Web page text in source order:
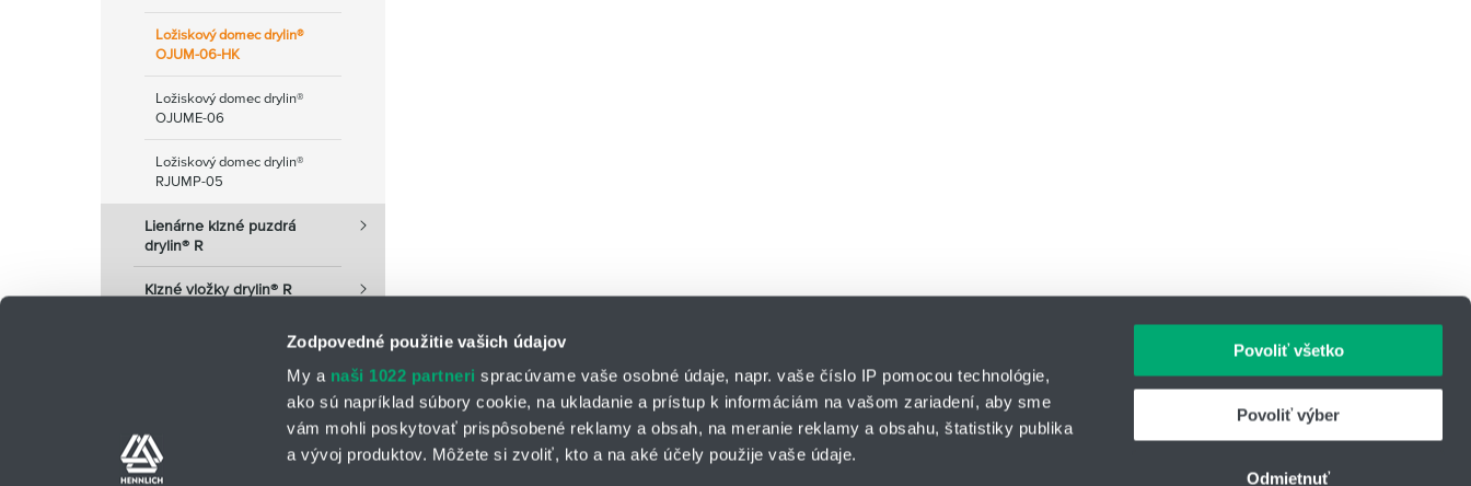
Zodpovedné použitie vašich údajov
My a naši 1022 partneri spracúvame vaše osobné údaje, napr. vaše číslo IP pomocou technológie,
ako sú napríklad súbory cookie, na ukladanie a prístup k informáciám na vašom zariadení, aby sme
vám mohli poskytovať prispôsobené reklamy a obsah, na meranie reklamy a obsahu, štatistiky publika
a vývoj produktov. Môžete si zvoliť, kto a na aké účely použije vaše údaje.
Povoliť všetko
Povoliť výber
Odmietnuť
Ložiskový domec drylin®
OJUM-06-HK
Ložiskový domec drylin®
OJUME-06
Ložiskový domec drylin®
RJUMP-05
Lienárne klzné puzdrá
drylin® R
Klzné vložky drylin® R
HENNLICH s.r.o.
Košťany nad Turcom 543
IČO: 31344500
Telefón: +421 903 414 643